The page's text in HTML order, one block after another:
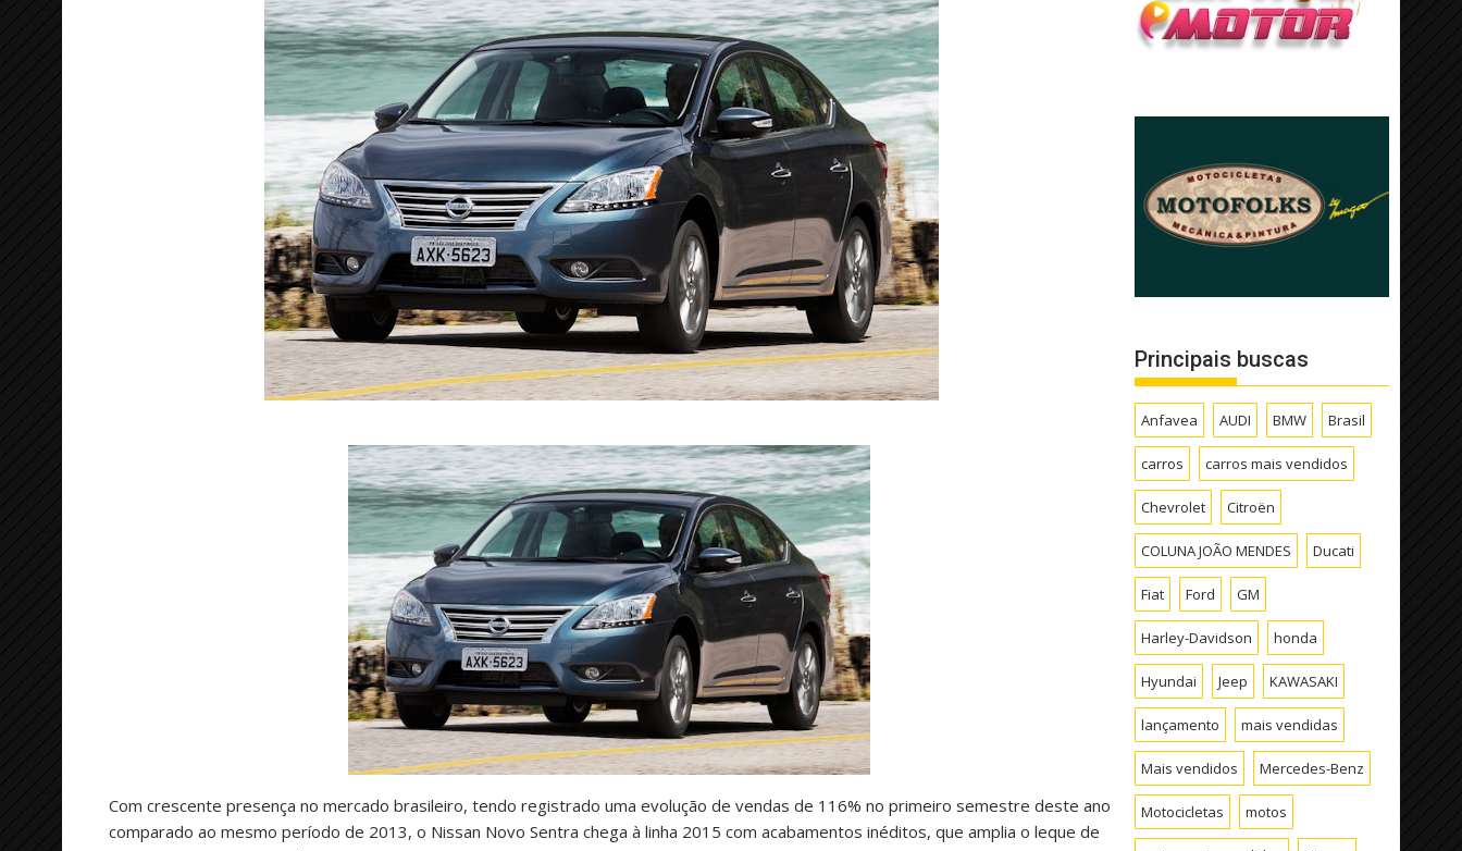
Com crescente presença no mercado brasileiro, tendo registrado uma evolução de vendas de 116% no primeiro semestre deste ano
comparado ao mesmo período de 2013, o Nissan Novo Sentra chega à linha 2015 com acabamentos inéditos, que amplia o leque de
Principais buscas
Anfavea AUDI BMW Brasil
carros carros mais vendidos
Chevrolet Citroën
COLUNA JOÃO MENDES Ducati
Fiat Ford GM
Harley-Davidson honda
Hyundai Jeep KAWASAKI
lançamento mais vendidas
Mais vendidos Mercedes-Benz
Motocicletas motos